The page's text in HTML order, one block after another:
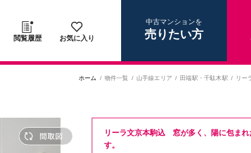
閲覧履歴 お気に入り
中古マンションを
売りたい方
ホーム 物件一覧 山手線エリア 田端駅 ・千駄木駅 リー
リーラ文京本駒込 窓が多く、陽に包まれ
す。